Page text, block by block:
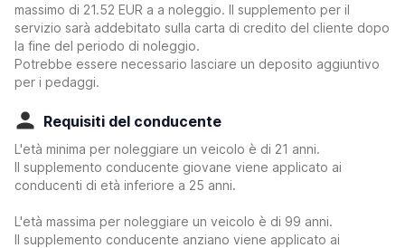
massimo di 21.52 EUR a a noleggio. Il supplemento per il
servizio sarà addebitato sulla carta di credito del cliente dopo
la fine del periodo di noleggio.
Potrebbe essere necessario lasciare un deposito aggiuntivo
per i pedaggi.
Requisiti del conducente
L'età minima per noleggiare un veicolo è di 21 anni.
Il supplemento conducente giovane viene applicato ai
conducenti di età inferiore a 25 anni.
L'età massima per noleggiare un veicolo è di 99 anni.
Il supplemento conducente anziano viene applicato ai